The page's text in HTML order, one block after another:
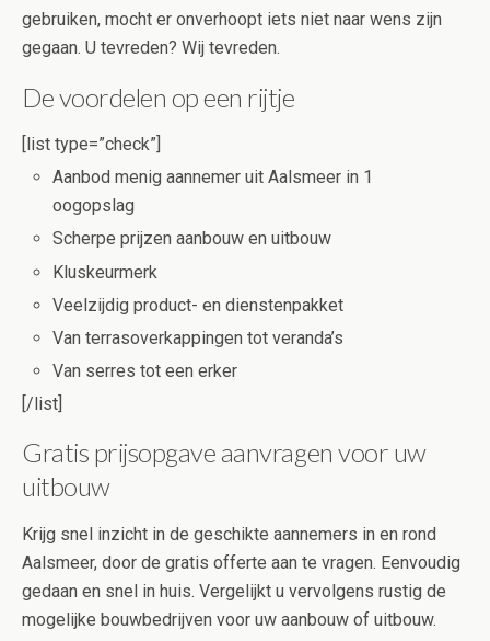
gebruiken, mocht er onverhoopt iets niet naar wens zijn
gegaan. U tevreden? Wij tevreden.
De voordelen op een rijtje
[list type=”check”]
Aanbod menig aannemer uit Aalsmeer in 1
oogopslag
Scherpe prijzen aanbouw en uitbouw
Kluskeurmerk
Veelzijdig product- en dienstenpakket
Van terrasoverkappingen tot veranda’s
Van serres tot een erker
[/list]
Gratis prijsopgave aanvragen voor uw
uitbouw
Krijg snel inzicht in de geschikte aannemers in en rond
Aalsmeer, door de gratis offerte aan te vragen. Eenvoudig
gedaan en snel in huis. Vergelijkt u vervolgens rustig de
mogelijke bouwbedrijven voor uw aanbouw of uitbouw.